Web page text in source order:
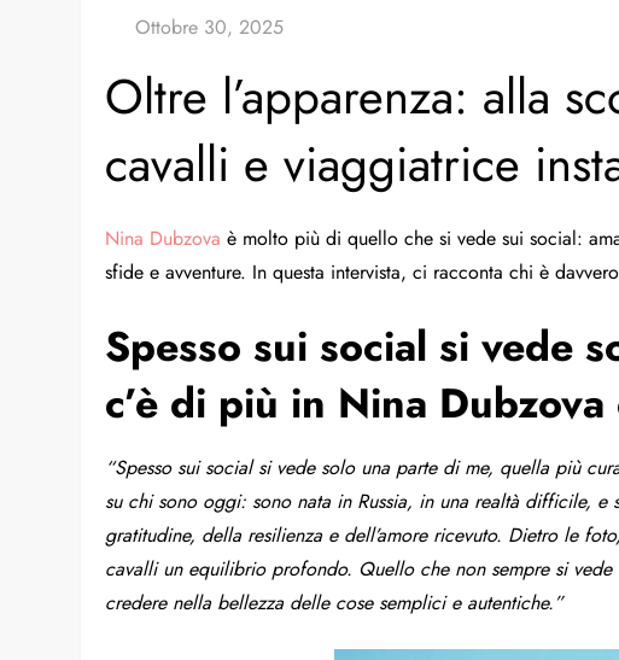
Oltre l’apparenza: alla
cavalli e viaggiatrice
Nina Dubzova è molto più di quello che si vede sui social:
sfide e avventure. In questa intervista, ci racconta chi è
Spesso sui social si vede
c’è di più in Nina
“Spesso sui social si vede solo una parte di me, quella più
su chi sono oggi: sono nata in Russia, in una realtà difficile,
gratitudine, della resilienza e dell’amore ricevuto. Dietro le
cavalli un equilibrio profondo. Quello che non sempre si
credere nella bellezza delle cose semplici e autentiche.”